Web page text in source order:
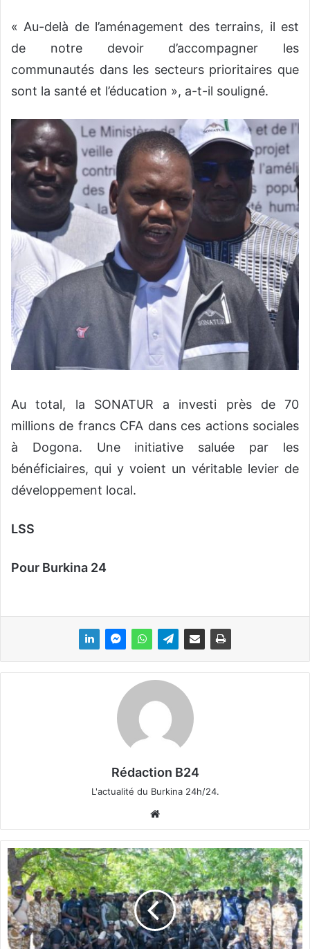
« Au-delà de l’aménagement des terrains, il est
de notre devoir d’accompagner les
communautés dans les secteurs prioritaires que
sont la santé et l’éducation », a-t-il souligné.
Au total, la SONATUR a investi près de 70
millions de francs CFA dans ces actions sociales
à Dogona. Une initiative saluée par les
bénéficiaires, qui y voient un véritable levier de
développement local.
LSS
Pour Burkina 24
Rédaction B24
L'actualité du Burkina 24h/24.
bsi
te
F
r
o
n
t
a
n